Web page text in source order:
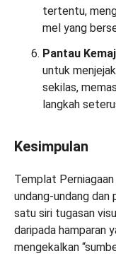
tertentu,
mel yang
Pantau
untuk
sekilas,
langkah
Kesimpulan
Templat
undang-undang dan
satu siri tugasan
daripada hamparan
mengekalkan